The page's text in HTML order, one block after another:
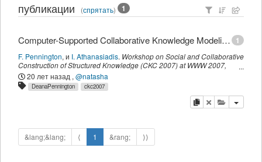
публикации (спрятать) 1
1
Computer-Supported Collaborative Knowledge Modeling in Ecology
F. Pennington, и I. Athanasiadis. Workshop on Social and Collaborative
Construction of Structured Knowledge (CKC 2007) at WWW 2007,
Banff, Canada,( 2007)
20 лет назад , @natasha
DeanaPennington ckc2007
копировать
удалитьдобавить
&lang;&lang; ⟨ 1 &rang; ⟩⟩